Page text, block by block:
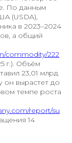
По данным
(USDA),
в 2023–2024
а общий
commodity/222
г.). Объём
23,01 млрд
он вырастет до
темпе роста
report/su
14